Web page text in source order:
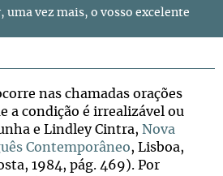
uma vez mais, o vosso excelente
nas chamadas orações
a condição é irrealizável ou
e Lindley Cintra, Nova
Contemporâneo, Lisboa,
1984, pág. 469). Por